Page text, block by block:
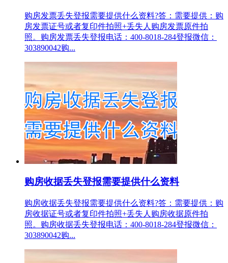
购房发票丢失登报需要提供什么资料?答：需要提供：购
房发票证号或者复印件拍照+丢失人购房发票原件拍
照。购房发票丢失登报电话：400-8018-284登报微信：
303890042购...
购房收据丢失登报需要提供什么资料
购房收据丢失登报需要提供什么资料?答：需要提供：购
房收据证号或者复印件拍照+丢失人购房收据原件拍
照。购房收据丢失登报电话：400-8018-284登报微信：
303890042购...